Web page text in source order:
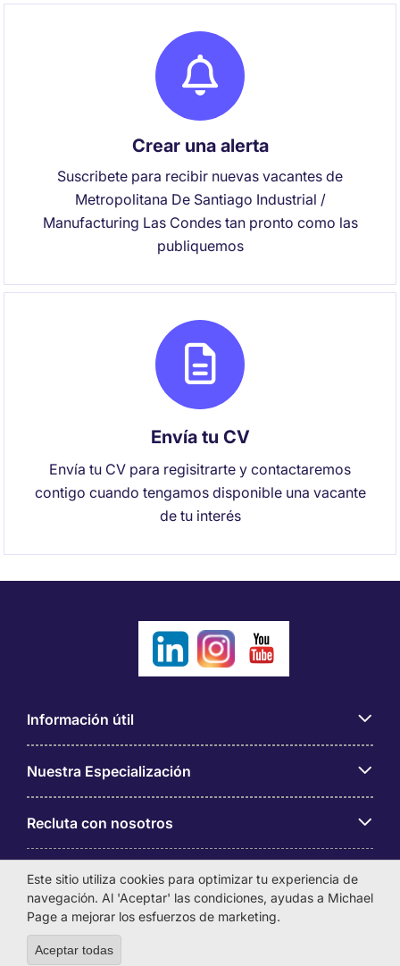
Crear una alerta
Suscribete para recibir nuevas vacantes de
Metropolitana De Santiago Industrial /
Manufacturing Las Condes tan pronto como las
publiquemos
Envía tu CV
Envía tu CV para regisitrarte y contactaremos
contigo cuando tengamos disponible una vacante
de tu interés
Información útil
Nuestra Especialización
Recluta con nosotros
Sobre Michael Page
Este sitio utiliza cookies para optimizar tu experiencia de
navegación. Al 'Aceptar' las condiciones, ayudas a Michael
Page a mejorar los esfuerzos de marketing.
Aceptar todas